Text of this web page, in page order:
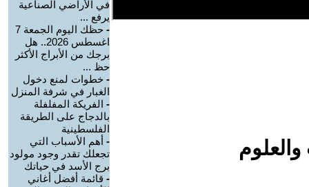
في الأراضي الصناعية
يرفع ...
-
حظك اليوم الجمعة 7
اغسطس 2026.. هل
برجك من الأبراج الأكثر
حظ ...
- خطوات لمنع دخول
الغبار في شرفة المنزل
- الفريكة المفلفلة
بالدجاج على الطريقة
الفلسطينية
- أهم الأسباب التي
تجعلك تقدر وجود مولود
برج الأسد في حياتك
- قائمة أفضل أغاني